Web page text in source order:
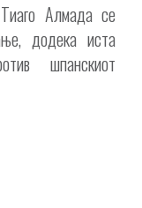
Алмада се
додека иста
шпанскиот